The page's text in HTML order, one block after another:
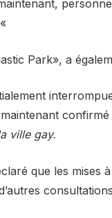
Park», a
ville gay.
que les mises